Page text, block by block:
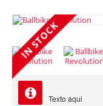
IN STOCK
Texto aqui